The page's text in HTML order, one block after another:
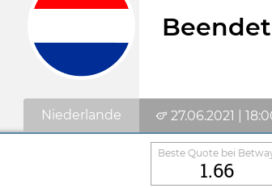
Beendet
Niederlande 27.06.2021 |
Beste Quote bei
1.66